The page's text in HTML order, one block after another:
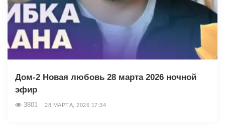
Дом-2 Новая любовь 28 марта 2026 ночной
эфир
3801 28 МАРТА, 2026 17:34